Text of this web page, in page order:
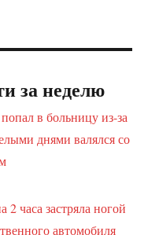
за неделю
в больницу из-за
днями валялся со
2 часа застряла ногой
автомобиля